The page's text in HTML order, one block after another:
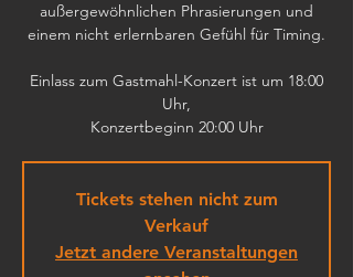
außergewöhnlichen Phrasierungen und
einem nicht erlernbaren Gefühl für Timing.
Einlass zum Gastmahl-Konzert ist um 18:00
Uhr,
Konzertbeginn 20:00 Uhr
Tickets stehen nicht zum
Verkauf
Jetzt andere Veranstaltungen